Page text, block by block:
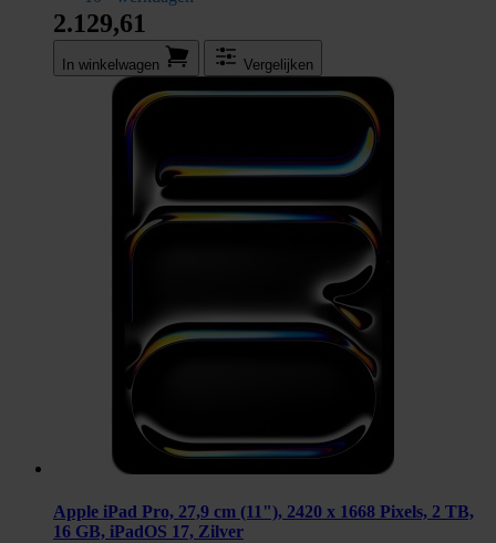
2.129,61
In winkel­wagen Vergelijken
Apple iPad Pro, 27,9 cm (11"), 2420 x 1668 Pixels, 2 TB,
16 GB, iPadOS 17, Zilver